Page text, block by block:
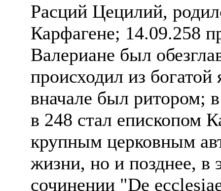
Расций Цецилий,
Карфагене; 14.09.258
Валериане был
происходил из
вначале был ритором;
в 248 стал епископом
крупным церковным
жизни, но и позднее, в
сочинении "De